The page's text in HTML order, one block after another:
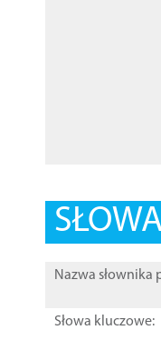
Nazwa słownika
Słowa kluczowe: